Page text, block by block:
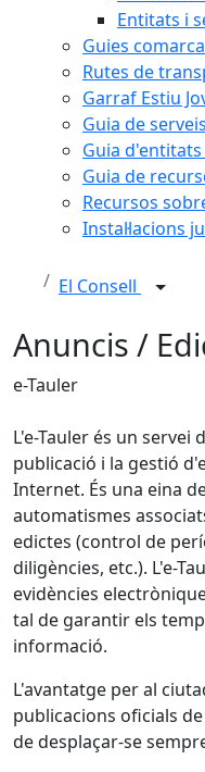
Entitats i
Guies
Rutes de
Garraf Estiu
Guia de
Guia
Guia de
Recursos
Instal·lacions
El Consell
Anuncis /
e-Tauler
L'e-Tauler és un servei
publicació i la gestió
Internet. És una eina
automatismes
edictes (control de
diligències, etc.). L'e-
evidències
tal de garantir els
informació.
L'avantatge per al
publicacions oficials
de desplaçar-se